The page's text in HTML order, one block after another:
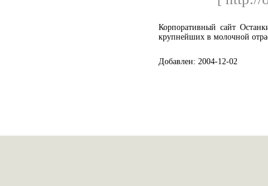
Корпоративный сайт
крупнейших в молочной
Добавлен: 2004-12-02